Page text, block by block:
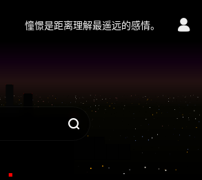
憧憬是距离理解最遥远的感情。